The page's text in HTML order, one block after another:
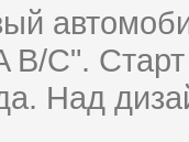
C".
Над